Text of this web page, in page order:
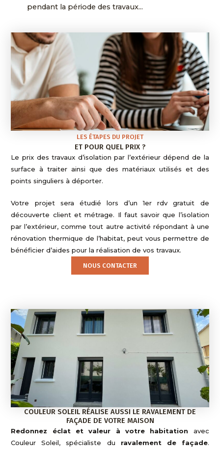
pendant la période des travaux...
LES ÉTAPES DU PROJET
ET POUR QUEL PRIX ?
Le prix des travaux d’isolation par l’extérieur dépend de la
surface à traiter ainsi que des matériaux utilisés et des
points singuliers à déporter.
Votre projet sera étudié lors d’un 1er rdv gratuit de
découverte client et métrage. Il faut savoir que l’isolation
par l’extérieur, comme tout autre activité répondant à une
rénovation thermique de l’habitat, peut vous permettre de
bénéficier d’aides pour la réalisation de vos travaux.
NOUS CONTACTER
COULEUR SOLEIL RÉALISE AUSSI LE RAVALEMENT DE
FAÇADE DE VOTRE MAISON
Redonnez éclat et valeur à votre habitation avec
Couleur Soleil, spécialiste du ravalement de façade.